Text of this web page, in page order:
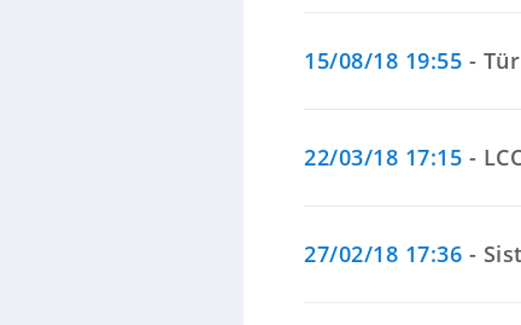
15/08/18 19:55 -
22/03/18 17:15 -
27/02/18 17:36 -